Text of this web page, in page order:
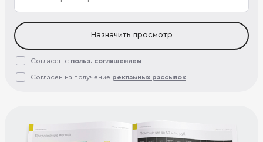
Назначить просмотр
Согласен с польз. соглашением
Согласен на получение рекламных рассылок